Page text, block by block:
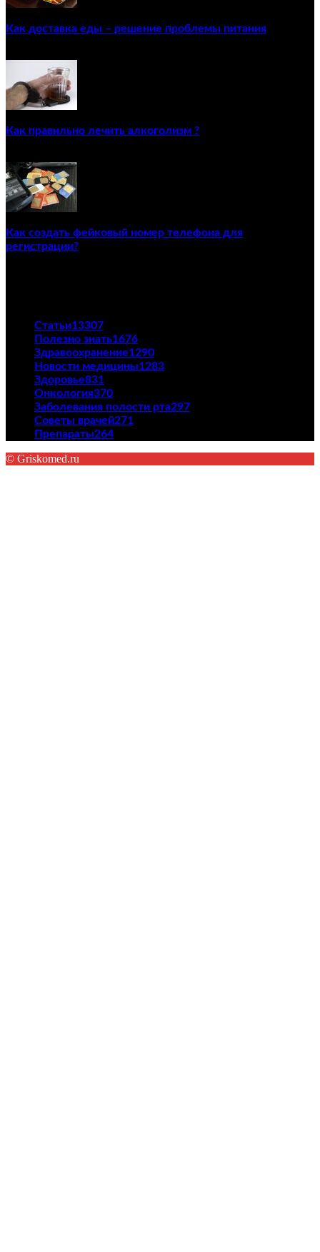
Как доставка еды – решение проблемы питания
Как правильно лечить алкоголизм ?
Как создать фейковый номер телефона для
регистрации?
Статьи13307
Полезно знать1676
Здравоохранение1290
Новости медицины1283
Здоровье831
Онкология370
Заболевания полости рта297
Советы врачей271
Препараты264
© Griskomed.ru